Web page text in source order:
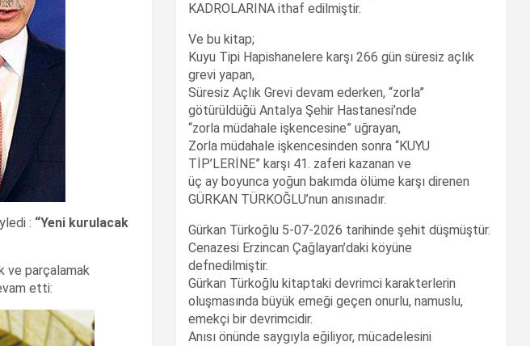
: “Yeni kurulacak
ve parçalamak
etti:
KADROLARINA ithaf edilmiştir.
Ve bu kitap;
Kuyu Tipi Hapishanelere karşı 266 gün süresiz açlık
grevi yapan,
Süresiz Açlık Grevi devam ederken, “zorla”
götürüldüğü Antalya Şehir Hastanesi’nde
“zorla müdahale işkencesine” uğrayan,
Zorla müdahale işkencesinden sonra “KUYU
TİP’LERİNE” karşı 41. zaferi kazanan ve
üç ay boyunca yoğun bakımda ölüme karşı direnen
GÜRKAN TÜRKOĞLU’nun anısınadır.
Gürkan Türkoğlu 5-07-2026 tarihinde şehit düşmüştür.
Cenazesi Erzincan Çağlayan’daki köyüne
defnedilmiştir.
Gürkan Türkoğlu kitaptaki devrimci karakterlerin
oluşmasında büyük emeği geçen onurlu, namuslu,
emekçi bir devrimcidir.
Anısı önünde saygıyla eğiliyor, mücadelesini